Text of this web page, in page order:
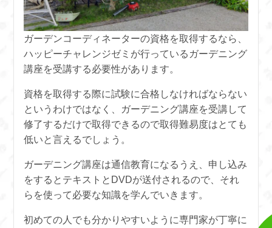
ガーデンコーディネーターの資格を取得するなら、
ハッピーチャレンジゼミが行っているガーデニング
講座を受講する必要性があります。
資格を取得する際に試験に合格しなければならない
というわけではなく、ガーデニング講座を受講して
修了するだけで取得できるので取得難易度はとても
低いと言えるでしょう。
ガーデニング講座は通信教育になるうえ、申し込み
をするとテキストとDVDが送付されるので、それ
らを使って必要な知識を学んでいきます。
初めての人でも分かりやすいように専門家が丁寧に